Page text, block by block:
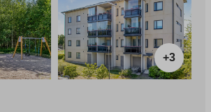
+3